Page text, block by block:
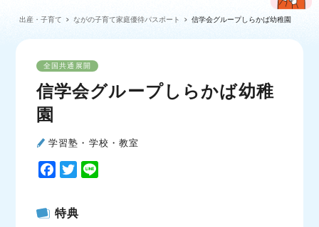
出産・子育て ながの子育て家庭優待パスポート 信学会グループしらかば幼稚園
全国共通展開
信学会グループしらかば幼稚
園
学習塾・学校・教室
F
e
T
t
特典